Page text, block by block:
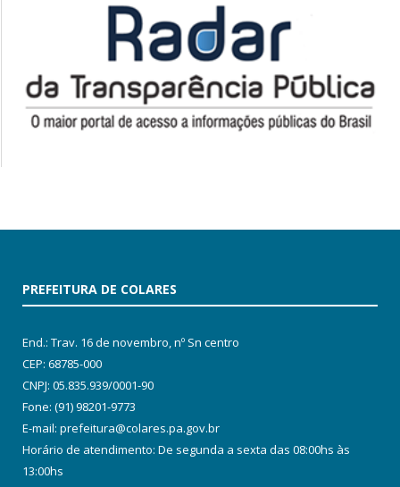
PREFEITURA DE COLARES
End.: Trav. 16 de novembro, nº Sn centro
CEP: 68785-000
CNPJ: 05.835.939/0001-90
Fone: (91) 98201-9773
E-mail: prefeitura@colares.pa.gov.br
Horário de atendimento: De segunda a sexta das 08:00hs às
13:00hs